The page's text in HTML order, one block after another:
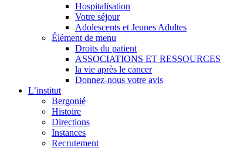
Hospitalisation
Votre séjour
Adolescents et Jeunes Adultes
Élément de menu
Droits du patient
ASSOCIATIONS ET RESSOURCES
la vie après le cancer
Donnez-nous votre avis
L’institut
Bergonié
Histoire
Directions
Instances
Recrutement